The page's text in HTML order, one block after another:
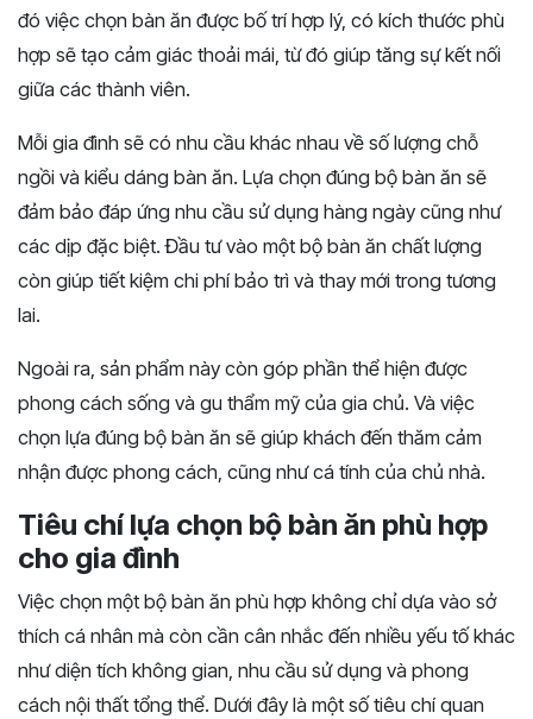
đó việc chọn bàn ăn được bố trí hợp lý, có kích thước phù
hợp sẽ tạo cảm giác thoải mái, từ đó giúp tăng sự kết nối
giữa các thành viên.
Mỗi gia đình sẽ có nhu cầu khác nhau về số lượng chỗ
ngồi và kiểu dáng bàn ăn. Lựa chọn đúng bộ bàn ăn sẽ
đảm bảo đáp ứng nhu cầu sử dụng hàng ngày cũng như
các dịp đặc biệt. Đầu tư vào một bộ bàn ăn chất lượng
còn giúp tiết kiệm chi phí bảo trì và thay mới trong tương
lai.
Ngoài ra, sản phẩm này còn góp phần thể hiện được
phong cách sống và gu thẩm mỹ của gia chủ. Và việc
chọn lựa đúng bộ bàn ăn sẽ giúp khách đến thăm cảm
nhận được phong cách, cũng như cá tính của chủ nhà.
Tiêu chí lựa chọn bộ bàn ăn phù hợp
cho gia đình
Việc chọn một bộ bàn ăn phù hợp không chỉ dựa vào sở
thích cá nhân mà còn cần cân nhắc đến nhiều yếu tố khác
như diện tích không gian, nhu cầu sử dụng và phong
cách nội thất tổng thể. Dưới đây là một số tiêu chí quan